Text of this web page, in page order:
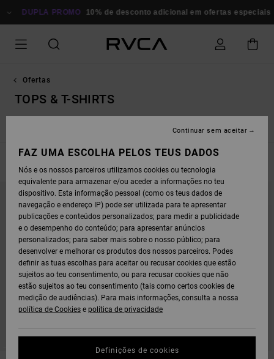
PARA
GRELHA
PROMO 10% de desconto adicional em ofertas especiais Poupa
Ofertas
TOPS & T-SHIRTS
Sweats Calças
AVANÇAR
PARA
PROCURAR
CRITÉRIOS
AVANÇAR
PARA
ORDENAR
FAZ UMA ESCOLHA PELOS TEUS DADOS
Nós e os nossos parceiros utilizamos cookies ou tecnologia
equivalente para armazenar e/ou aceder a informações no teu
dispositivo. Esta informação pessoal (como os teus dados de
navegação e endereço IP) pode ser utilizada para te apresentar
publicações e conteúdos personalizados; para medir a publicidade
e o desempenho do conteúdo; para apresentar anúncios
personalizados; para saber mais sobre o nosso público; para
desenvolver e melhorar os produtos dos nossos parceiros. Podes
definir as tuas escolhas para aceitar ou recusar cookies que estão
sujeitos ao teu consentimento, ou para recusar cookies que não
estão sujeitos ao teu consentimento (tais como certos cookies de
medição de audiências). Para mais informações, consulta a nossa
política de Cookies e política de privacidade
Definições de cookies
Continuar sem aceitar